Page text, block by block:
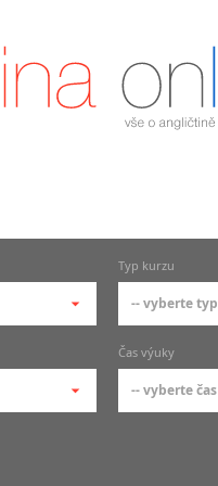
Typ kurzu
-- vyberte
-- vyberte
Čas výuky
-- vyberte